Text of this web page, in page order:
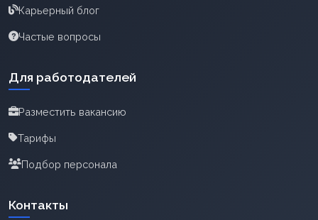
Карьерный блог
Частые вопросы
Для работодателей
Разместить вакансию
Тарифы
Подбор персонала
Контакты